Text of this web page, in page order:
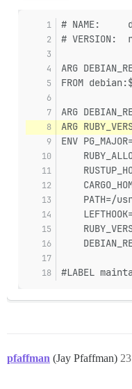
# NAME:
# VERSION:
ARG
FROM
ARG
ARG
ENV
PATH=/
#LABEL
pfaffman (Jay Pfaffman) 23